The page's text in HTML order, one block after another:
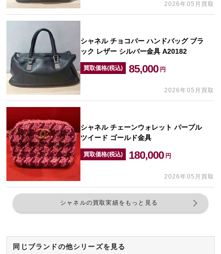
2026年05月買取
シャネル チョコバー ハンドバッグ ブラ
ック レザー シルバー金具 A20182
買取価格(税込) 85,000 円
2026年05月買取
シャネル チェーンウォレット パープル
ツイード ゴールド金具
買取価格(税込) 180,000 円
2026年05月買取
シャネルの買取実績をもっと見る
同じブランドの他シリーズを見る